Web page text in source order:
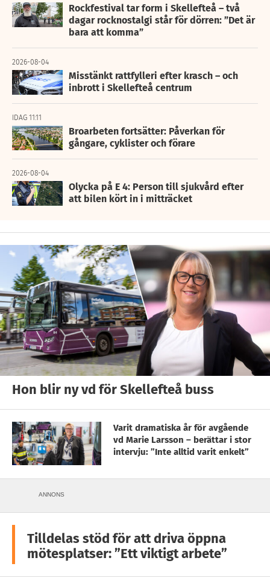
Rockfestival tar form i Skellefteå – två
dagar rocknostalgi står för dörren: ”Det är
bara att komma”
2026-08-04
Misstänkt rattfylleri efter krasch – och
inbrott i Skellefteå centrum
IDAG 11:11
Broarbeten fortsätter: Påverkan för
gångare, cyklister och förare
2026-08-04
Olycka på E 4: Person till sjukvård efter
att bilen kört in i mitträcket
Hon blir ny vd för Skellefteå buss
Varit dramatiska år för avgående
vd Marie Larsson – berättar i stor
intervju: ”Inte alltid varit enkelt”
ANNONS
Tilldelas stöd för att driva öppna
mötesplatser: ”Ett viktigt arbete”